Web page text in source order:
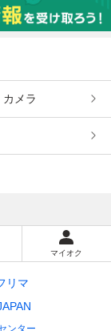
カメラ
マイオク
リマ
ンター